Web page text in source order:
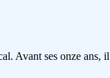
Avant ses onze ans, il